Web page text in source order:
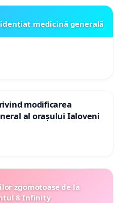
medicină generală
modificarea
al orașului Ialoveni
zgomotoase de la
8 Infinity